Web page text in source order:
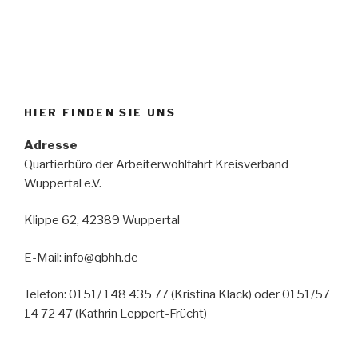
HIER FINDEN SIE UNS
Adresse
Quartierbüro der Arbeiterwohlfahrt Kreisverband
Wuppertal e.V.
Klippe 62, 42389 Wuppertal
E-Mail: info@qbhh.de
Telefon: 0151/ 148 435 77 (Kristina Klack) oder 0151/57
14 72 47 (Kathrin Leppert-Frücht)